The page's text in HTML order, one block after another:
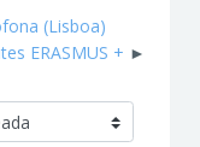
(Lisboa)
ERASMUS +